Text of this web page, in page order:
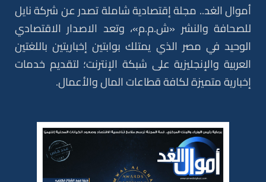
أموال الغد.. مجلة إقتصادية شاملة تصدر عن شركة نايل
للصحافة والنشر «ش.م.م»، وتعد الاصدار الاقتصادي
الوحيد في مصر الذي يمتلك بوابتين إخباريتين باللغتين
العربية والإنجليزية على شبكة الإنترنت؛ لتقديم خدمات
إخبارية متميزة لكافة قطاعات المال والأعمال.